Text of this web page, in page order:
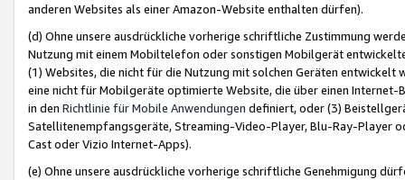
anderen Websites als einer Amazon-Website enthalten dürfen).
(d) Ohne unsere ausdrückliche vorherige schriftliche Zustimmung
Nutzung mit einem Mobiltelefon oder sonstigen Mobilgerät
(1) Websites, die nicht für die Nutzung mit solchen Geräten
eine nicht für Mobilgeräte optimierte Website, die über einen
in den Richtlinie für Mobile Anwendungen definiert, oder (3)
Satellitenempfangsgeräte, Streaming-Video-Player, Blu-Ray-Player
Cast oder Vizio Internet-Apps).
(e) Ohne unsere ausdrückliche vorherige schriftliche Genehmigung